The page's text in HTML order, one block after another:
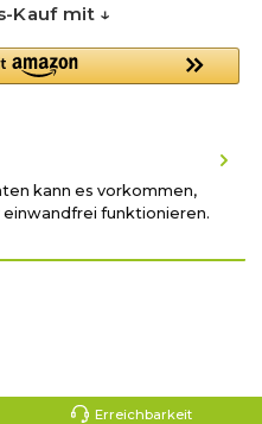
Kauf mit ↓
kann es vorkommen,
funktionieren.
Erreichbarkeit